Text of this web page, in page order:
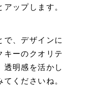
ップします。
で、デザインに
キーのクオリテ
透明感を活かし
くださいね。